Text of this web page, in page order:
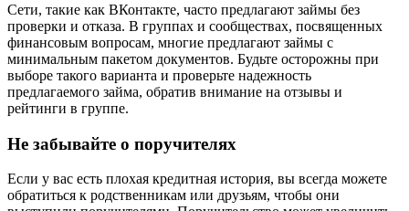
Сети, такие как ВКонтакте, часто предлагают займы без
проверки и отказа. В группах и сообществах, посвященных
финансовым вопросам, многие предлагают займы с
минимальным пакетом документов. Будьте осторожны при
выборе такого варианта и проверьте надежность
предлагаемого займа, обратив внимание на отзывы и
рейтинги в группе.
Не забывайте о поручителях
Если у вас есть плохая кредитная история, вы всегда можете
обратиться к родственникам или друзьям, чтобы они